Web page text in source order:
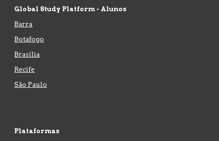
Global Study Platform - Alunos
Barra
Botafogo
Brasília
Recife
São Paulo
Plataformas